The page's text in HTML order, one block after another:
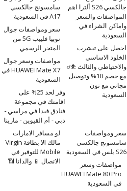
سامسونج جالكسي
A17 في السعودية
جالكسي S26 ألترا اهم
المواصفات والسعر
واماكن الشراء في
السعودية
سعر ومواصفات جوال
نوبيا فلييب 5G من
المتجر الرسمي
احصل على تيشرت
الخلود الاساسي
والاحتياطي والثالث ⛹️‍♂️
مع خصم 10% وتوصيل
مجاني مع نون
السعودية
مواصفات وسعر جوال
HUAWEI Mate X7 في
السعودية
وفر لحد 25% على
اقامتك في مجموعة
فنادق فيدا في مراسي -
دبي - أم القيوين - مارينا
لو مسافر الامارات
مالك الا بطاقة Virgin
Mobile للتوفير في
الاتصال 📱 والداتا 📶
سعر ومواصفات
سامسونج جالكسي
S26 بلس في السعودية
مواصفات وسعر
HUAWEI Mate 80 Pro
في السعودية